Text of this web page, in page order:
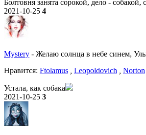
Болтовня занята сорокой, дело -
2021-10-25 4
Mystery - Желаю солнца в небе синем,
Нравитcя: Ftolamus , Leopoldovich , Norton
Устала, как собака
2021-10-25 3